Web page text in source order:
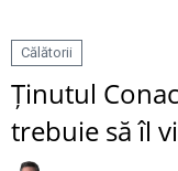
Călătorii
Ținutul
trebuie să îl